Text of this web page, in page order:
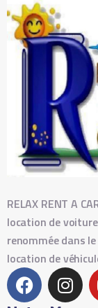
RELAX RENT A
location de
renommée dans
location de